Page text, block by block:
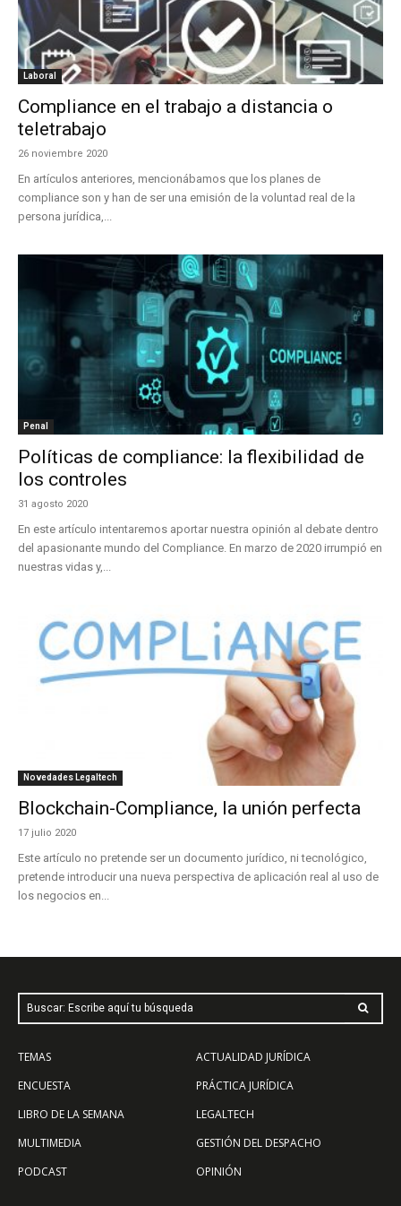
Laboral
Compliance en el trabajo a distancia o
teletrabajo
26 noviembre 2020
En artículos anteriores, mencionábamos que los planes de
compliance son y han de ser una emisión de la voluntad real de la
persona jurídica,...
Penal
Políticas de compliance: la flexibilidad de
los controles
31 agosto 2020
En este artículo intentaremos aportar nuestra opinión al debate dentro
del apasionante mundo del Compliance. En marzo de 2020 irrumpió en
nuestras vidas y,...
Novedades Legaltech
Blockchain-Compliance, la unión perfecta
17 julio 2020
Este artículo no pretende ser un documento jurídico, ni tecnológico,
pretende introducir una nueva perspectiva de aplicación real al uso de
los negocios en...
Buscar: Escribe aquí tu búsqueda
TEMAS
ENCUESTA
LIBRO DE LA SEMANA
MULTIMEDIA
PODCAST
ACTUALIDAD JURÍDICA
PRÁCTICA JURÍDICA
LEGALTECH
GESTIÓN DEL DESPACHO
OPINIÓN